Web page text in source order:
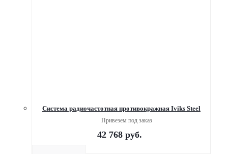
Система радиочастотная противокражная Iviks Steel
Привезем под заказ
42 768 руб.